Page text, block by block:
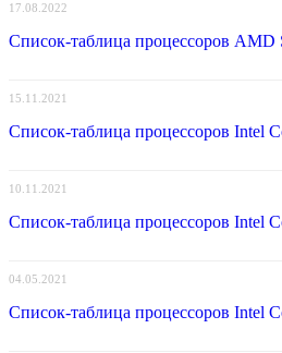
17.08.2022
Список-таблица процессоров AMD
15.11.2021
Список-таблица процессоров Intel
10.11.2021
Список-таблица процессоров Intel
04.05.2021
Список-таблица процессоров Intel